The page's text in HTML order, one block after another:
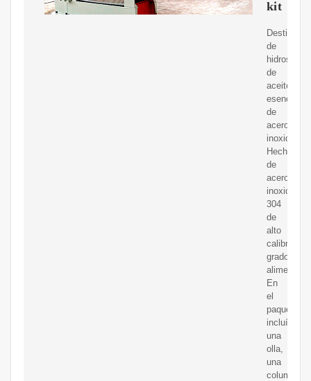
kit
Destilador
de
hidrosol
de
aceite
esencial
de
acero
inoxidable.
Hecho
de
acero
inoxidable
304
de
alto
calibre,
grado
En
el
paquete
incluía
una
olla,
una
columna,